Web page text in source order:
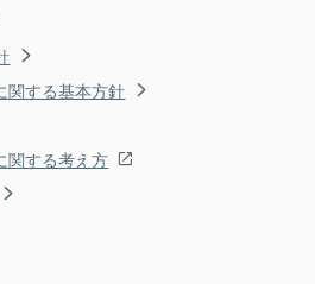
関する基本方針
関する考え方